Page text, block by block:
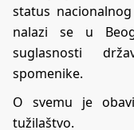
status
nalazi se u
suglasnosti
spomenike.
O svemu je
tužilaštvo.